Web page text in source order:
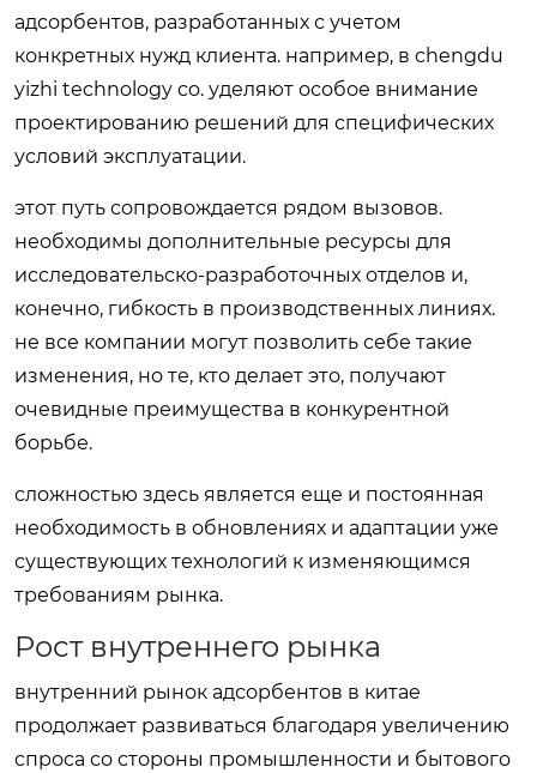
адсорбентов, разработанных с учетом
конкретных нужд клиента. например, в chengdu
yizhi technology co. уделяют особое внимание
проектированию решений для специфических
условий эксплуатации.
этот путь сопровождается рядом вызовов.
необходимы дополнительные ресурсы для
исследовательско-разработочных отделов и,
конечно, гибкость в производственных линиях.
не все компании могут позволить себе такие
изменения, но те, кто делает это, получают
очевидные преимущества в конкурентной
борьбе.
сложностью здесь является еще и постоянная
необходимость в обновлениях и адаптации уже
существующих технологий к изменяющимся
требованиям рынка.
Рост внутреннего рынка
внутренний рынок адсорбентов в китае
продолжает развиваться благодаря увеличению
спроса со стороны промышленности и бытового